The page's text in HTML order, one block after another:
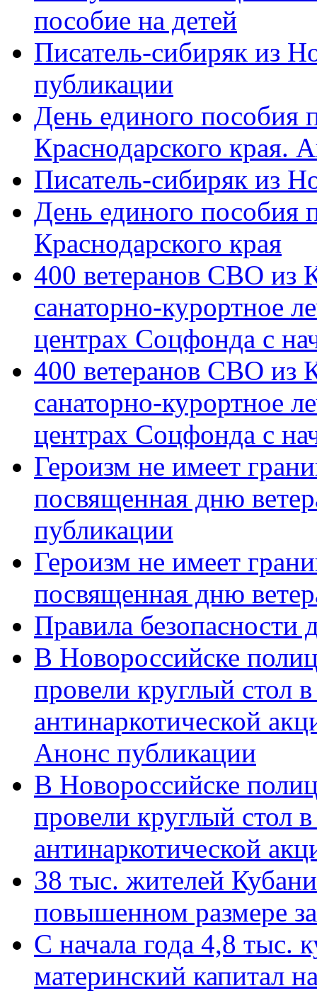
пособие на детей
Писатель-сибиряк из
публикации
День единого пособия
Краснодарского края.
Писатель-сибиряк из
День единого пособия
Краснодарского края
400 ветеранов СВО из
санаторно-курортное
центрах Соцфонда с
400 ветеранов СВО из
санаторно-курортное
центрах Соцфонда с
Героизм не имеет
посвященная дню
публикации
Героизм не имеет
посвященная дню
Правила безопасности
В Новороссийске
провели круглый стол
антинаркотической
Анонс публикации
В Новороссийске
провели круглый стол
антинаркотической
38 тыс. жителей
повышенном размере
С начала года 4,8 тыс.
материнский капитал